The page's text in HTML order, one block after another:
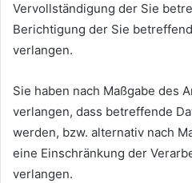
Vervollständigung der Sie
Berichtigung der Sie
verlangen.
Sie haben nach Maßgabe des
verlangen, dass betreffende
werden, bzw. alternativ nach
eine Einschränkung der
verlangen.